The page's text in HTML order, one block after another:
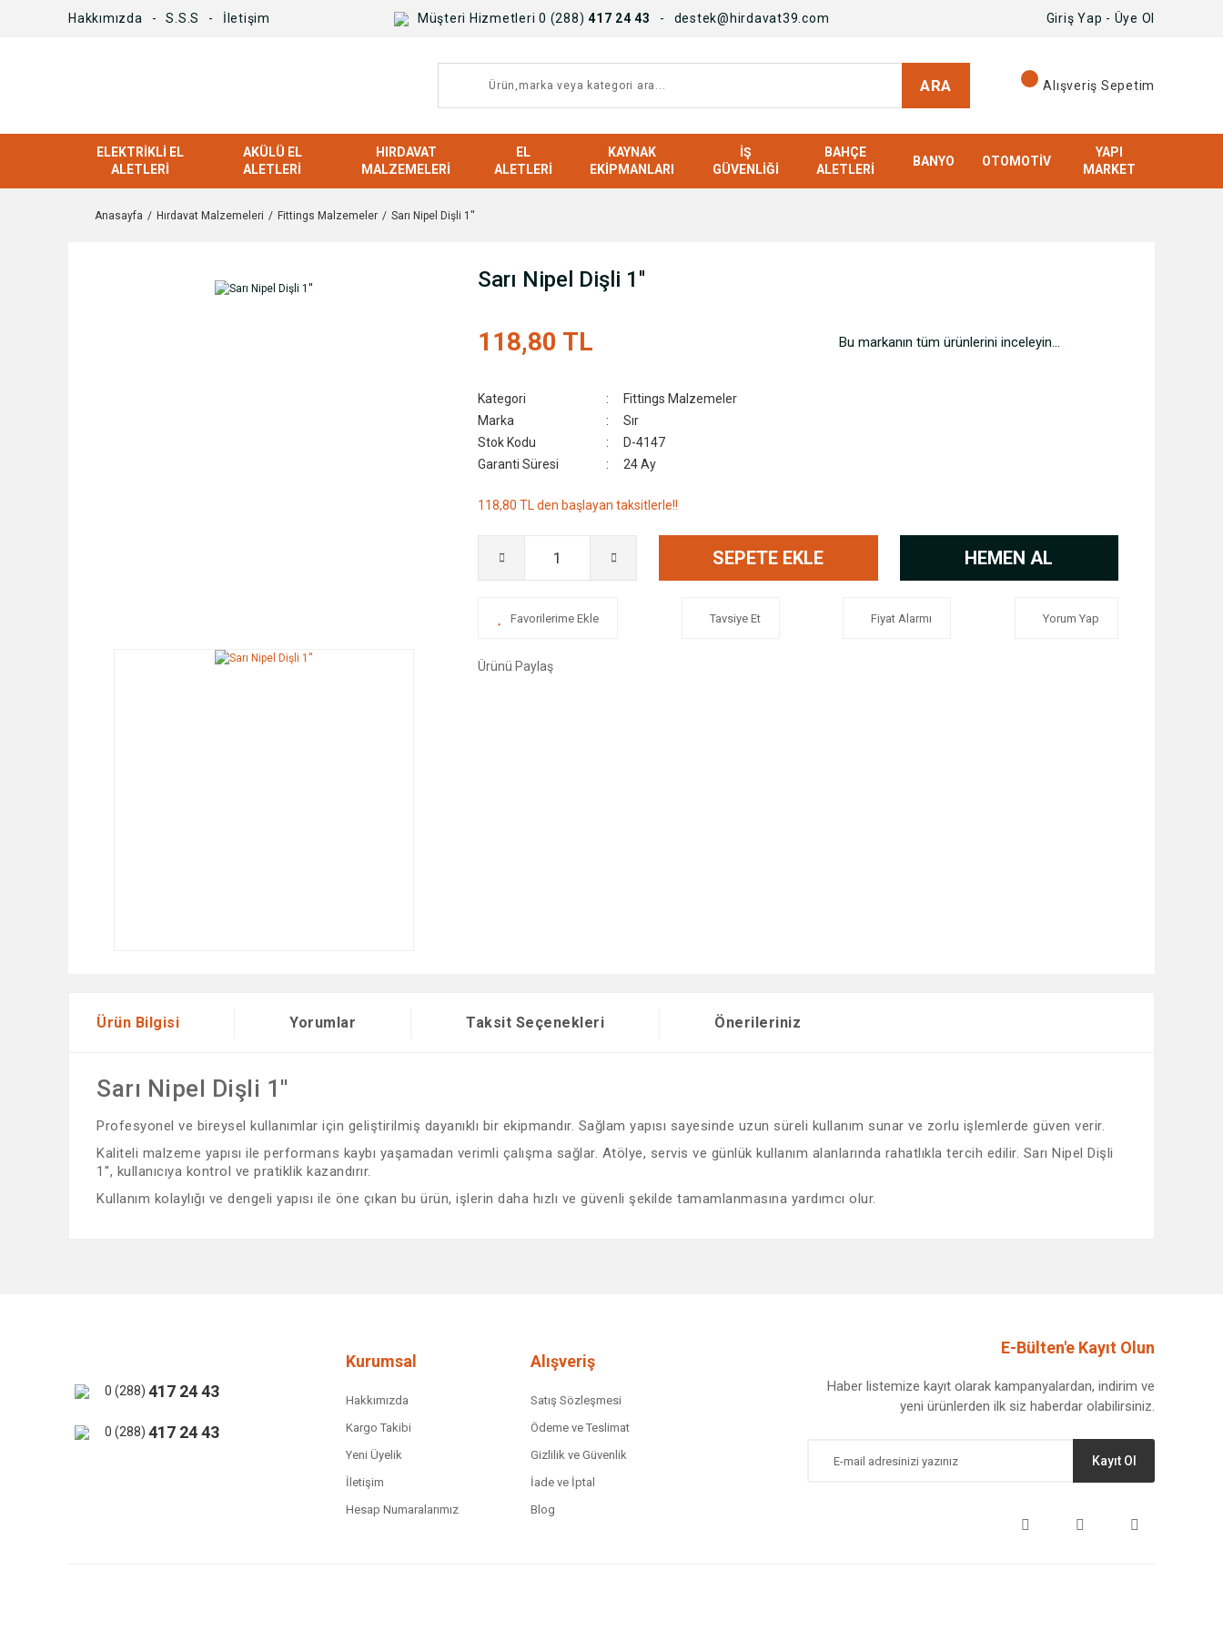
Hakkımızda S.S.S İletişim Müşteri Hizmetleri 0 (288) 417 24 43 destek@hirdavat39.com Giriş Yap - Üye Ol
ARA Alışveriş Sepetim
ELEKTRIKLI EL
ALETLERI
AKÜLÜ EL
ALETLERI
HIRDAVAT
MALZEMELERI
EL
ALETLERI
KAYNAK
EKIPMANLARI
İŞ
GÜVENLIĞI
BAHÇE
ALETLERI
BANYO OTOMOTIV
YAPI
MARKET
Anasayfa Hırdavat Malzemeleri Fittings Malzemeler Sarı Nipel Dişli 1''
Sarı Nipel Dişli 1''
118,80 TL Bu markanın tüm ürünlerini inceleyin...
Kategori
Fittings Malzemeler
Marka
Sır
Stok Kodu
D-4147
Garanti Süresi
24 Ay
118,80 TL den başlayan taksitlerle!!
SEPETE EKLE HEMEN AL
Tavsiye Et Fiyat Alarmı Yorum Yap
Ürünü Paylaş
Ürün Bilgisi Yorumlar Taksit Seçenekleri Önerileriniz
Sarı Nipel Dişli 1''
Profesyonel ve bireysel kullanımlar için geliştirilmiş dayanıklı bir ekipmandır. Sağlam yapısı sayesinde uzun süreli kullanım sunar ve zorlu işlemlerde güven verir.
Kaliteli malzeme yapısı ile performans kaybı yaşamadan verimli çalışma sağlar. Atölye, servis ve günlük kullanım alanlarında rahatlıkla tercih edilir. Sarı Nipel Dişli
1'', kullanıcıya kontrol ve pratiklik kazandırır.
Kullanım kolaylığı ve dengeli yapısı ile öne çıkan bu ürün, işlerin daha hızlı ve güvenli şekilde tamamlanmasına yardımcı olur.
Bu ürüne benzer farklı alternatifler olmalı.
0 (288) 417 24 43
0 (288) 417 24 43
Kurumsal
Hakkımızda
Kargo Takibi
Yeni Üyelik
İletişim
Hesap Numaralarımız
Alışveriş
Satış Sözleşmesi
Ödeme ve Teslimat
Gizlilik ve Güvenlik
İade ve İptal
Blog
E-Bülten'e Kayıt Olun
Haber listemize kayıt olarak kampanyalardan, indirim ve
yeni ürünlerden ilk siz haberdar olabilirsiniz.
Kayıt Ol